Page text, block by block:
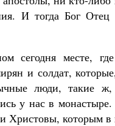
И тогда Бог
сегодня месте,
и солдат,
люди, такие
у нас в
Христовы, которым